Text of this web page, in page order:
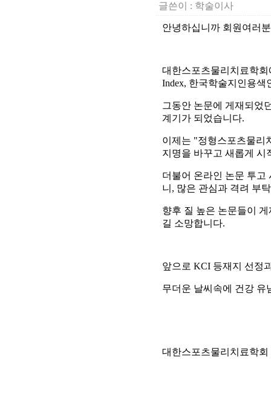
글쓴이 : 학술이사
안녕하십니까 회원여러분
대한스포츠물리치료학회
Index, 한국학술지인용
그동안 논문에 게재되었
계기가 되었습니다.
이제는 "정형스포츠물리
지명을 바꾸고 새롭게 시
더불어 온라인 논문 투고
니, 많은 관심과 격려 부
향후 질 높은 논문들이
길 소망합니다.
앞으로 KCI 등재지 선정
무더운 날씨속에 건강 유
대한스포츠물리치료학